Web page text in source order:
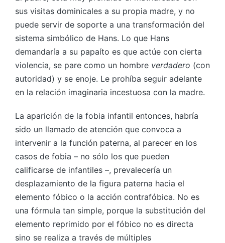
sus visitas dominicales a su propia madre, y no
puede servir de soporte a una transformación del
sistema simbólico de Hans. Lo que Hans
demandaría a su papaíto es que actúe con cierta
violencia, se pare como un hombre verdadero (con
autoridad) y se enoje. Le prohíba seguir adelante
en la relación imaginaria incestuosa con la madre.
La aparición de la fobia infantil entonces, habría
sido un llamado de atención que convoca a
intervenir a la función paterna, al parecer en los
casos de fobia – no sólo los que pueden
calificarse de infantiles –, prevalecería un
desplazamiento de la figura paterna hacia el
elemento fóbico o la acción contrafóbica. No es
una fórmula tan simple, porque la substitución del
elemento reprimido por el fóbico no es directa
sino se realiza a través de múltiples